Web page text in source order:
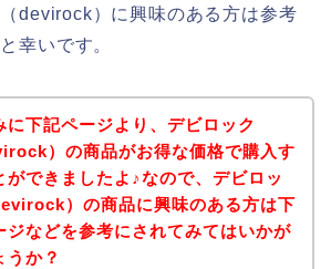
devirock）に興味のある方は参考
幸いです。
に下記ページより、デビロック
）の商品がお得な価格で購入す
ができましたよ♪なので、デビロッ
）の商品に興味のある方は下
ジなどを参考にされてみてはいかが
うか？